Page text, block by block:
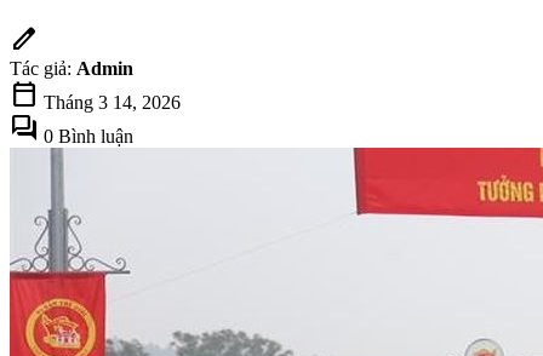
edit
Tác giả: Admin
calendar_today Tháng 3 14, 2026
forum 0 Bình luận